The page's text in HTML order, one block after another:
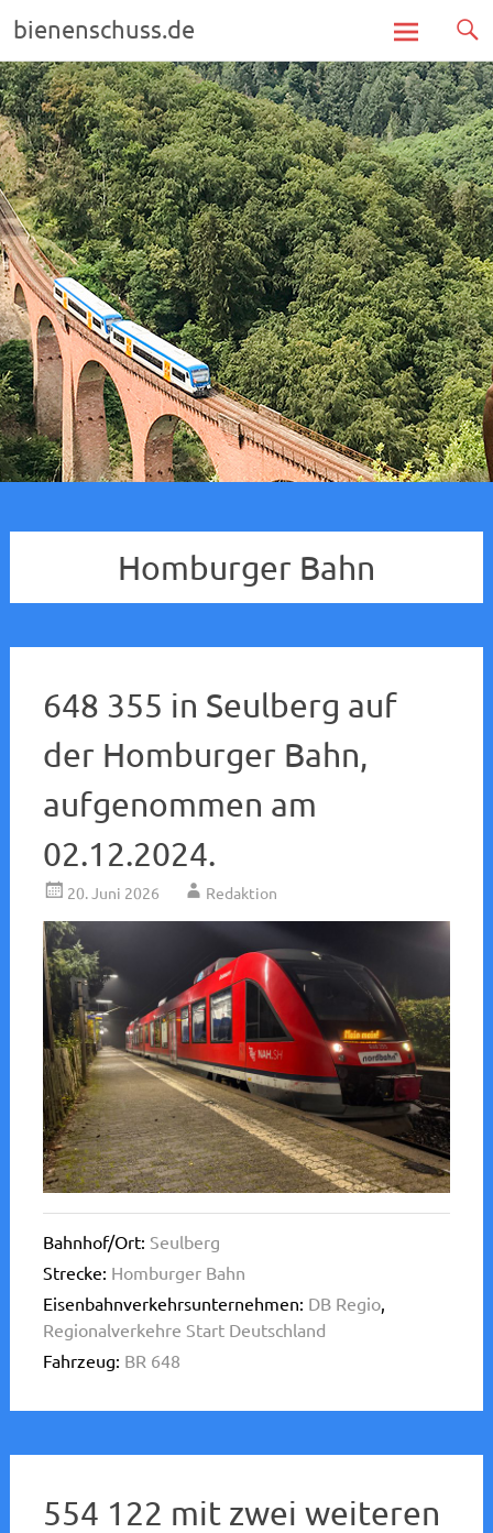
bienenschuss.de
Zum
Inhalt
springen
Homburger Bahn
648 355 in Seulberg auf
der Homburger Bahn,
aufgenommen am
02.12.2024.
20. Juni 2026 Redaktion
Bahnhof/Ort: Seulberg
Strecke: Homburger Bahn
Eisenbahnverkehrsunternehmen: DB Regio,
Regionalverkehre Start Deutschland
Fahrzeug: BR 648
554 122 mit zwei weiteren